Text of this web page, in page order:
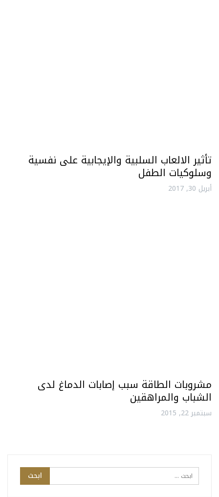
تأثير الالعاب السلبية والإيجابية على نفسية
وسلوكيات الطفل
أبريل 30, 2017
مشروبات الطاقة سبب إصابات الدماغ لدى
الشباب والمراهقين
سبتمبر 22, 2015